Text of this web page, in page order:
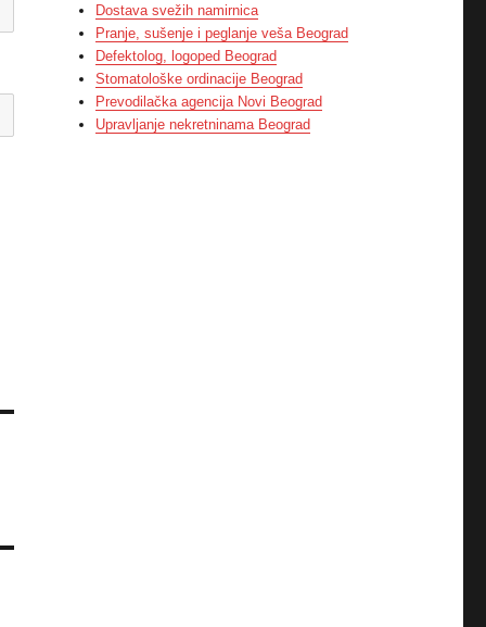
Dostava svežih namirnica
Pranje, sušenje i peglanje veša Beograd
Defektolog, logoped Beograd
Stomatološke ordinacije Beograd
Prevodilačka agencija Novi Beograd
Upravljanje nekretninama Beograd